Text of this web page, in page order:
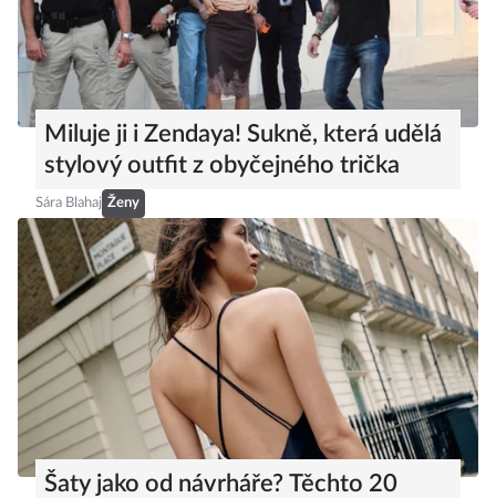
Miluje ji i Zendaya! Sukně, která udělá
stylový outfit z obyčejného trička
Sára Blahaj Ženy
Šaty jako od návrháře? Těchto 20